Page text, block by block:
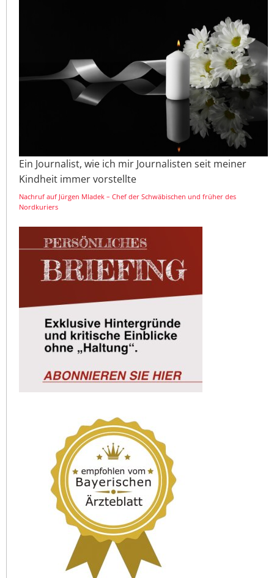
Ein Journalist, wie ich mir Journalisten seit meiner
Kindheit immer vorstellte
Nachruf auf Jürgen Mladek – Chef der Schwäbischen und früher des
Nordkuriers